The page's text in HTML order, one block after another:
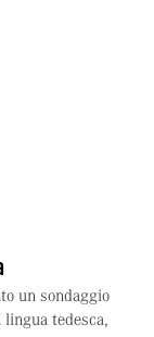
un sondaggio
tedesca,